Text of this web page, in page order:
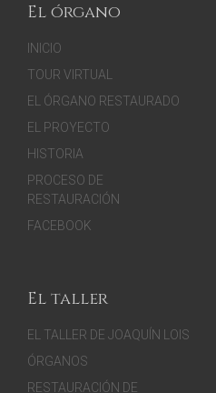
El órgano
INICIO
TOUR VIRTUAL
EL ÓRGANO RESTAURADO
EL PROYECTO
HISTORIA
PROCESO DE
RESTAURACIÓN
FACEBOOK
El taller
EL TALLER DE JOAQUÍN LOIS
ÓRGANOS
RESTAURACIÓN DE